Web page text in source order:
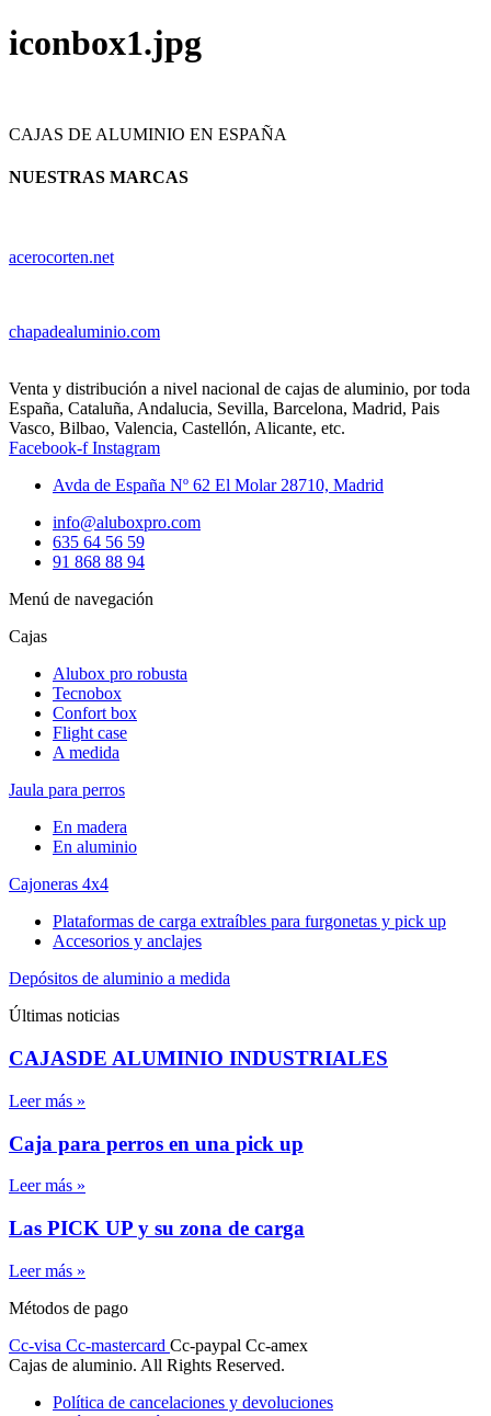
iconbox1.jpg
CAJAS DE ALUMINIO EN ESPAÑA
NUESTRAS MARCAS
acerocorten.net
chapadealuminio.com
Venta y distribución a nivel nacional de cajas de aluminio, por toda
España, Cataluña, Andalucia, Sevilla, Barcelona, Madrid, Pais
Vasco, Bilbao, Valencia, Castellón, Alicante, etc.
Facebook-f Instagram
Avda de España Nº 62 El Molar 28710, Madrid
info@aluboxpro.com
635 64 56 59
91 868 88 94
Menú de navegación
Cajas
Alubox pro robusta
Tecnobox
Confort box
Flight case
A medida
Jaula para perros
En madera
En aluminio
Cajoneras 4x4
Plataformas de carga extraíbles para furgonetas y pick up
Accesorios y anclajes
Depósitos de aluminio a medida
Últimas noticias
CAJASDE ALUMINIO INDUSTRIALES
Leer más »
Caja para perros en una pick up
Leer más »
Las PICK UP y su zona de carga
Leer más »
Métodos de pago
Cc-visa Cc-mastercard Cc-paypal Cc-amex
Cajas de aluminio. All Rights Reserved.
Política de cancelaciones y devoluciones